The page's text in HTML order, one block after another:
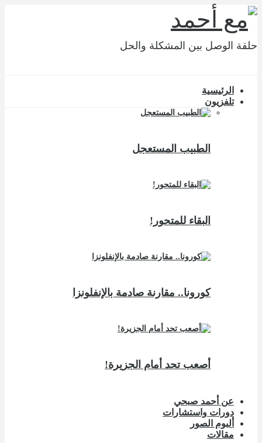
حلقة الوصل بين المشكلة والحل
الرئيسية
تلفزيون
الطبيب المستعجل
البقاء للمتحور!
كورونا.. مقارنة صادمة بالإنفلونزا
أصعب تحد أمام الجزيرة!
عن أحمد صبحي
دورات واستشارات
ألبوم الصور
مقالات